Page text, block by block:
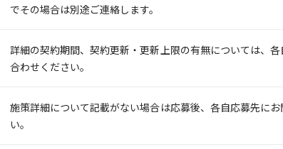
でその場合は別途ご連絡します。
詳細の契約期間、契約更新・更新上限の有無については、
合わせください。
施策詳細について記載がない場合は応募後、各自応募先に
い。